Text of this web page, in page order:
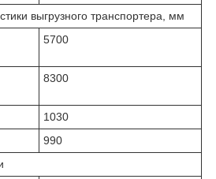
выгрузного транспортера, мм
5700
8300
1030
990